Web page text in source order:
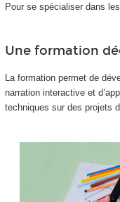
Pour se spécialiser dans
Une formation
La formation permet de
narration interactive et
techniques sur des projets